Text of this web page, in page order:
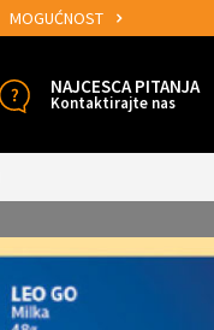
NAJCESCA PITANJA
Kontaktirajte nas